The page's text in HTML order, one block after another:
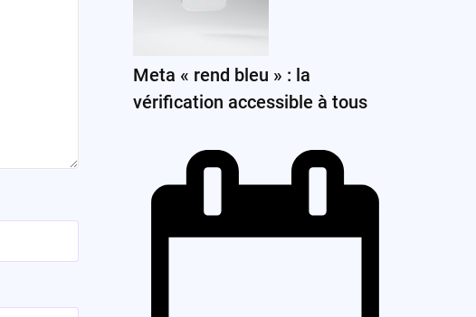
Meta « rend bleu » : la
vérification accessible à tous